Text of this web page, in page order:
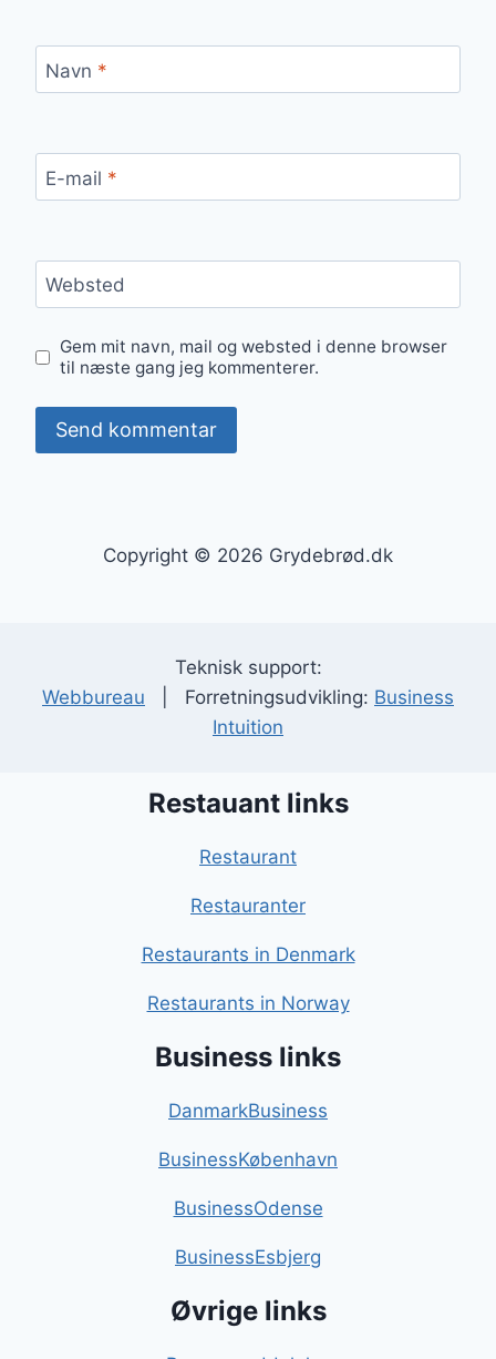
Navn *
E-mail *
Websted
Gem mit navn, mail og websted i denne browser
til næste gang jeg kommenterer.
Copyright © 2026 Grydebrød.dk
Teknisk support:
Webbureau | Forretningsudvikling: Business
Intuition
Restauant links
Restaurant
Restauranter
Restaurants in Denmark
Restaurants in Norway
Business links
DanmarkBusiness
BusinessKøbenhavn
BusinessOdense
BusinessEsbjerg
Øvrige links